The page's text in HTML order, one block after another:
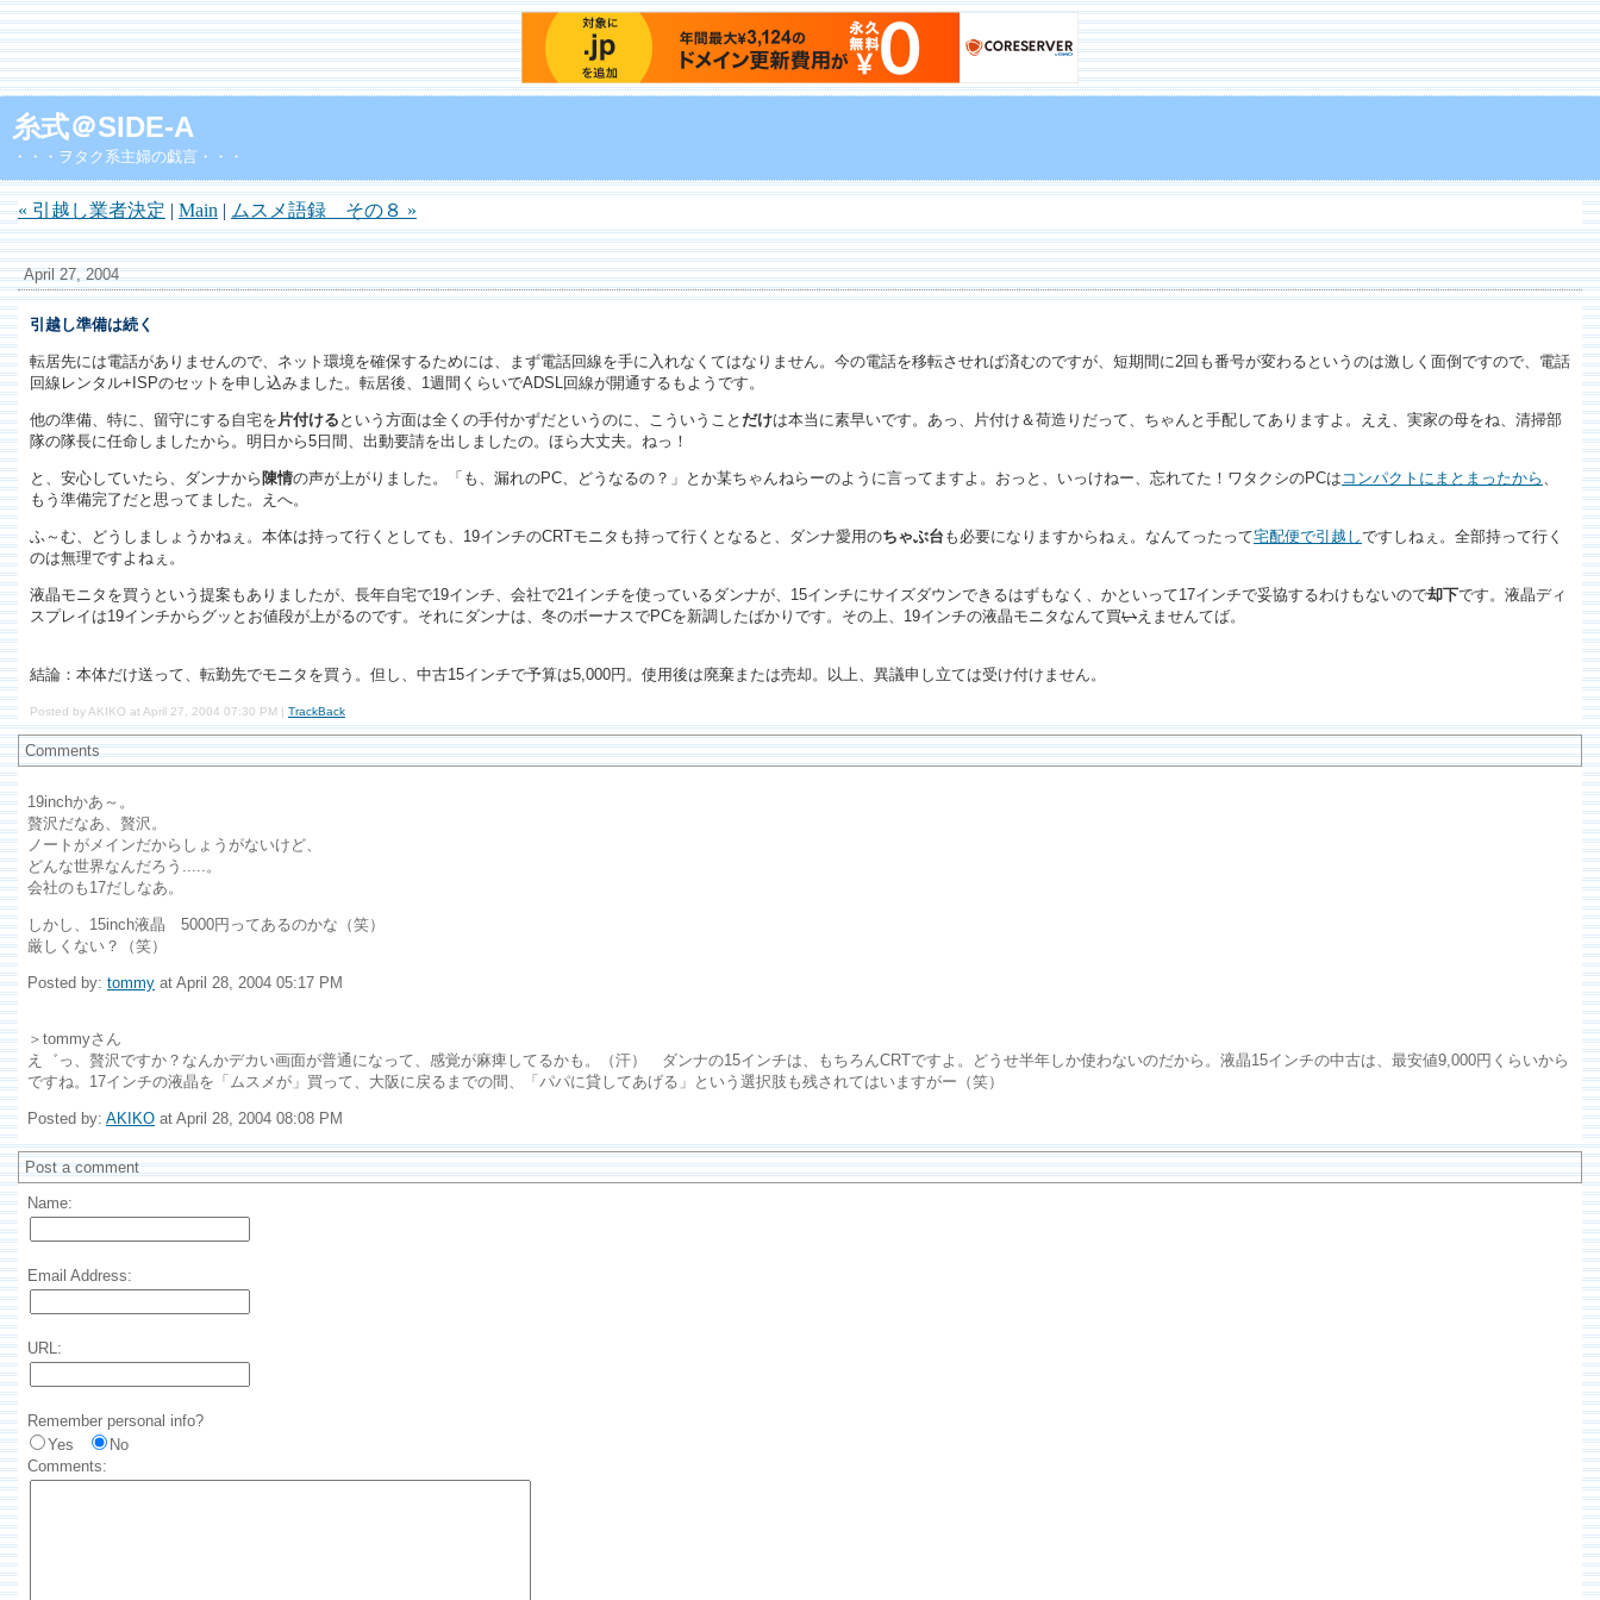
糸式＠SIDE-A
・・・ヲタク系主婦の戯言・・・
« 引越し業者決定 | Main | ムスメ語録 その８ »
April 27, 2004
引越し準備は続く
転居先には電話がありませんので、ネット環境を確保するためには、まず電話回線を手に入れなくてはなりません。今の電話を移転させれば済むのですが、短期間に2回も番号が変わるというのは激しく面倒ですので、電話
回線レンタル+ISPのセットを申し込みました。転居後、1週間くらいでADSL回線が開通するもようです。
他の準備、特に、留守にする自宅を片付ける という方面は全くの手付かずだというのに、こういうこと だけは本当に素早いです。あっ、片付け＆荷造りだって、ちゃんと手配してありますよ。ええ、実家の母をね、清掃部
隊の隊長に任命しましたから。明日から5日間、出動要請を出しましたの。ほら大丈夫。ねっ！
と、安心していたら、ダンナから 陳情の声が上がりました。「も、漏れのPC、どうなるの？」とか某ちゃんねらーのように言ってますよ。おっと、いっけねー、忘れてた！ワタクシのPCは コンパクトにまとまったから 、
もう準備完了だと思ってました。えへ。
ふ～む、どうしましょうかねぇ。本体は持って行くとしても、19インチのCRTモニタも持って行くとなると、ダンナ愛用のちゃぶ台 も必要になりますからねぇ。なんてったって宅配便で引越しですしねぇ。全部持って行く
のは無理ですよねぇ。
液晶モニタを買うという提案もありましたが、長年自宅で19インチ、会社で21インチを使っているダンナが、15インチにサイズダウンできるはずもなく、かといって17インチで妥協するわけもないので却下です。液晶ディ
スプレイは19インチからグッとお値段が上がるのです。それにダンナは、冬のボーナスでPCを新調したばかりです。その上、19インチの液晶モニタなんて買いえませんてば。
結論：本体だけ送って、転勤先でモニタを買う。但し、中古15インチで予算は5,000円。使用後は廃棄または売却。以上、異議申し立ては受け付けません。
Posted by AKIKO at April 27, 2004 07:30 PM | TrackBack
Comments
19inchかあ～。
贅沢だなあ、贅沢。
ノートがメインだからしょうがないけど、
どんな世界なんだろう.....。
会社のも17だしなあ。
しかし、15inch液晶 5000円ってあるのかな（笑）
厳しくない？（笑）
Posted by: tommy at April 28, 2004 05:17 PM
＞tommyさん
え゛っ、贅沢ですか？なんかデカい画面が普通になって、感覚が麻痺してるかも。（汗） ダンナの15インチは、もちろんCRTですよ。どうせ半年しか使わないのだから。液晶15インチの中古は、最安値9,000円くらいから
ですね。17インチの液晶を「ムスメが」買って、大阪に戻るまでの間、「パパに貸してあげる」という選択肢も残されてはいますがー（笑）
Posted by: AKIKO at April 28, 2004 08:08 PM
Post a comment
Name:
Email Address:
URL:
Remember personal info?
Yes
No
Comments: